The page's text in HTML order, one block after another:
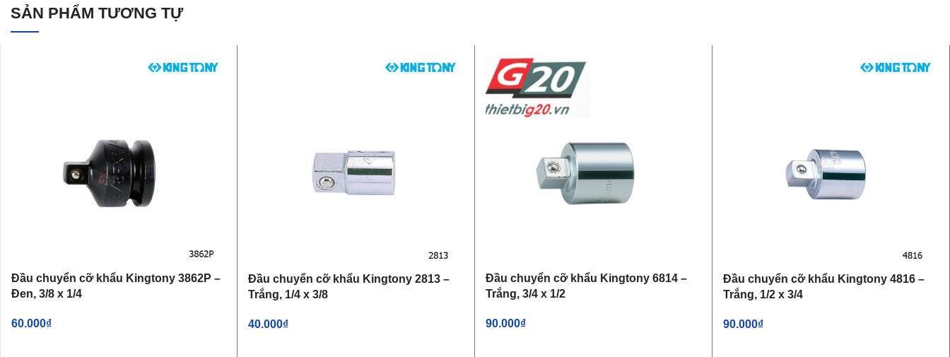
SẢN PHẨM TƯƠNG TỰ
Đầu chuyển cỡ khẩu Kingtony 3862P –
Đen, 3/8 x 1/4
60.000₫
Đầu chuyển cỡ khẩu Kingtony 2813 –
Trắng, 1/4 x 3/8
40.000₫
Đầu chuyển cỡ khẩu Kingtony 6814 –
Trắng, 3/4 x 1/2
90.000₫
Đầu chuyển cỡ khẩu Kingtony 4816 –
Trắng, 1/2 x 3/4
90.000₫